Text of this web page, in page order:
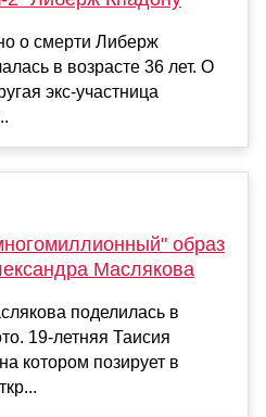
о смерти Либерж
в возрасте 36 лет. О
экс-участница
образ
Маслякова
поделилась в
19-летняя Таисия
котором позирует в